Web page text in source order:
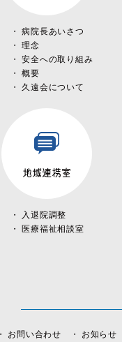
病院長あいさつ
理念
安全への取り組み
概要
久遠会について
地域連携室
入退院調整
医療福祉相談室
お問い合わせ お知らせ